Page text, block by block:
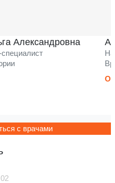
Александровна
с врачами